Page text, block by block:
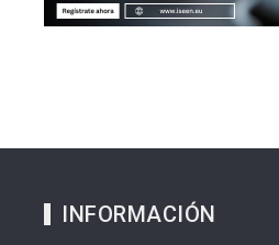
INFORMACIÓN